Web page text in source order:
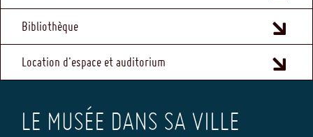
Bibliothèque
Location d'espace et auditorium
LE MUSÉE DANS SA VILLE